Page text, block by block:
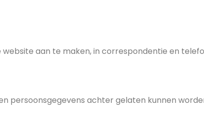
aan te maken, in correspondentie en
persoonsgegevens achter gelaten kunnen